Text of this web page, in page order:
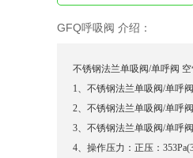
GFQ呼吸阀 介绍：
不锈钢法兰单吸阀/单呼阀
1、不锈钢法兰单吸阀/单呼
2、不锈钢法兰单吸阀/单呼
3、不锈钢法兰单吸阀/单呼
4、操作压力：正压：